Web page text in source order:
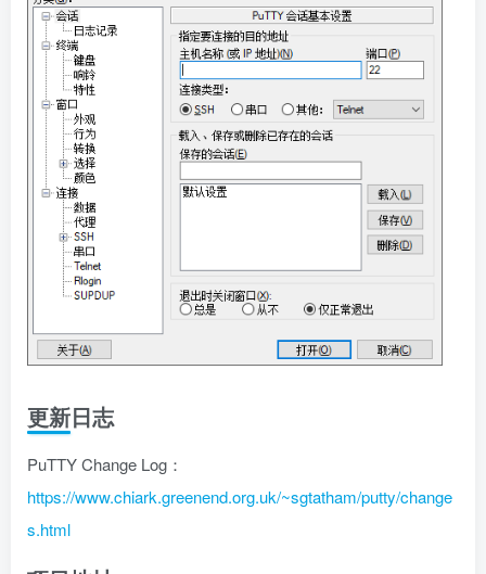
更新日志
PuTTY Change Log：
https://www.chiark.greenend.org.uk/~sgtatham/putty/change
s.html